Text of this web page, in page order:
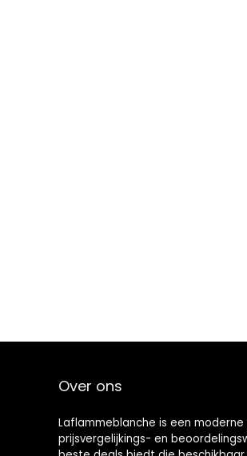
Over ons
Laflammeblanche is een
prijsvergelijkings- en